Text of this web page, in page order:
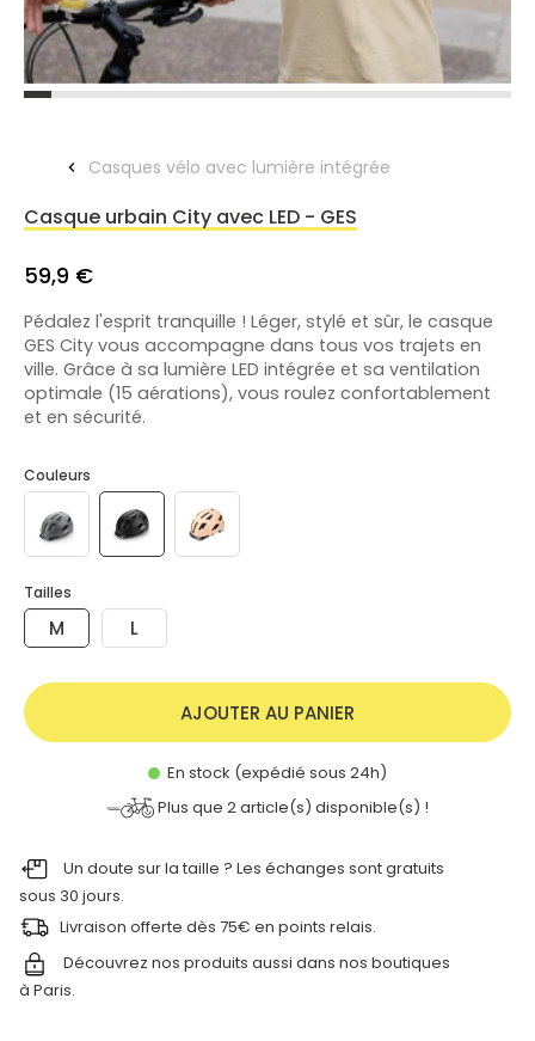
Casques vélo avec lumière intégrée
Casque urbain City avec LED - GES
59,9 €
Pédalez l'esprit tranquille ! Léger, stylé et sûr, le casque
GES City vous accompagne dans tous vos trajets en
ville. Grâce à sa lumière LED intégrée et sa ventilation
optimale (15 aérations), vous roulez confortablement
et en sécurité.
Couleurs
Tailles
M L
AJOUTER AU PANIER
En stock (expédié sous 24h)
Plus que 2article(s) disponible(s) !
Un doute sur la taille ? Les échanges sont gratuits
sous 30 jours.
Livraison offerte dès 75€ en points relais.
Découvrez nos produits aussi dans nos boutiques
à Paris.